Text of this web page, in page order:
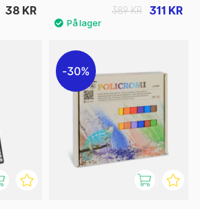
38 KR 311 KR
389 KR
30%